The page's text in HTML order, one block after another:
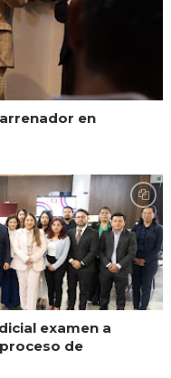
en
examen a
de